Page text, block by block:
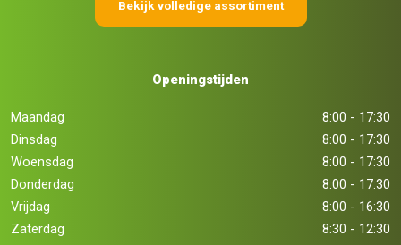
Bekijk volledige assortiment
Openingstijden
Maandag
8:00 - 17:30
Dinsdag
8:00 - 17:30
Woensdag
8:00 - 17:30
Donderdag
8:00 - 17:30
Vrijdag
8:00 - 16:30
Zaterdag
8:30 - 12:30